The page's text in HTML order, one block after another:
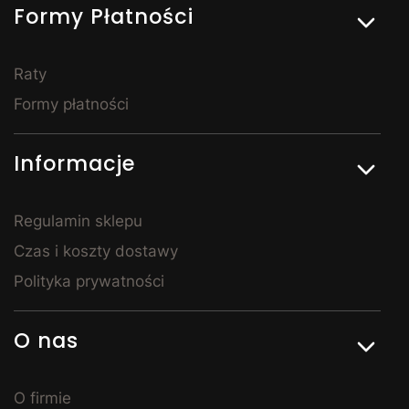
punktem całej sypialni. Łóżka z pojemnikiem na
pościel to rozwiązanie szczególnie popularne w
zagospodarować przestrzeń i utrzymać porządek. Do
nocne i toaletki – tak, by całe pomieszczenie tworzyło
spójną, harmonijną całość. Meble do sypialni w
Kornelo są dostępne w wielu wariantach
wykończenia, dzięki czemu z łatwością stworzysz
Meble młodzieżowe – stylowe i
praktyczne
Urządzając pokój dla nastolatka, warto postawić na
Meble młodzieżowe dostępne w Kornelo Meble łączą
odpowiednie warunki do odpoczynku. W naszej
Formy Płatności
Raty
Formy płatności
Informacje
Regulamin sklepu
Czas i koszty dostawy
Polityka prywatności
O nas
O firmie